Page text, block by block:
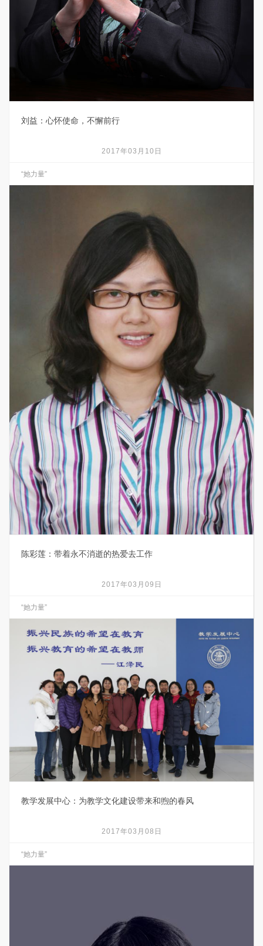
刘益：心怀使命，不懈前行
2017年03月10日
“她力量”
陈彩莲：带着永不消逝的热爱去工作
2017年03月09日
“她力量”
教学发展中心：为教学文化建设带来和煦的春风
2017年03月08日
“她力量”